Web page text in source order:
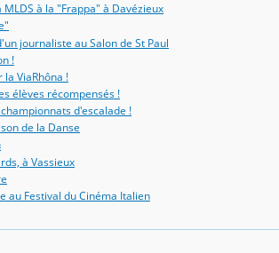
à la "Frappa" à Davézieux
journaliste au Salon de St Paul
!
la ViaRhôna !
élèves récompensés !
d'escalade !
de la Danse
à Vassieux
au Festival du Cinéma Italien